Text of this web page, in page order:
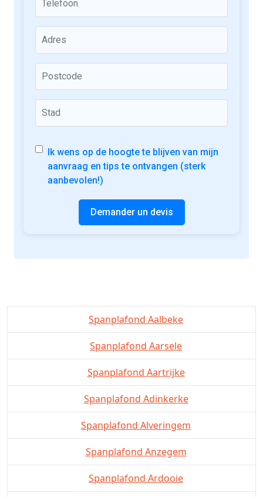
Ik wens op de hoogte te blijven van mijn
aanvraag en tips te ontvangen (sterk
aanbevolen!)
Demander un devis
Spanplafond Aalbeke
Spanplafond Aarsele
Spanplafond Aartrijke
Spanplafond Adinkerke
Spanplafond Alveringem
Spanplafond Anzegem
Spanplafond Ardooie